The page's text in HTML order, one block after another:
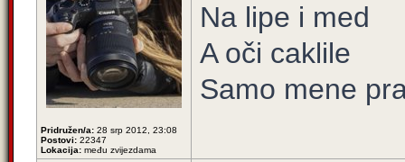
Pridružen/a: 28 srp 2012, 23:08
Postovi: 22347
Lokacija: među zvijezdama
Na lipe i med
A oči caklile
Samo mene